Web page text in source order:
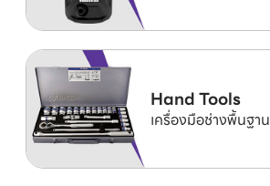
Hand Tools
เครื่องมือช่างพื้นฐาน